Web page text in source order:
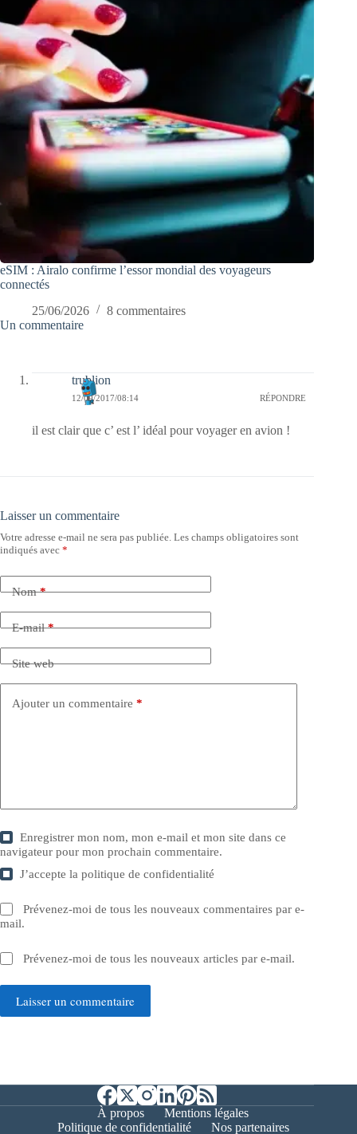
eSIM : Airalo confirme l’essor mondial des voyageurs
connectés
25/06/2026
8 commentaires
Un commentaire
trublion
12/09/2017/08:14 RÉPONDRE
il est clair que c’ est l’ idéal pour voyager en avion !
Laisser un commentaire
Votre adresse e-mail ne sera pas publiée. Les champs obligatoires sont
indiqués avec *
Nom*
E-mail*
Site web
Ajouter un commentaire *
Enregistrer mon nom, mon e-mail et mon site dans ce
navigateur pour mon prochain commentaire.
J’accepte lapolitique de confidentialité
Prévenez-moi de tous les nouveaux commentaires par e-
mail.
Prévenez-moi de tous les nouveaux articles par e-mail.
Laisser un commentaire
À propos
Mentions légales
Politique de confidentialité
Nos partenaires